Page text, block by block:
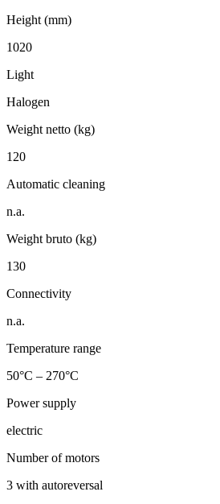
Height (mm)
1020
Light
Halogen
Weight netto (kg)
120
Automatic cleaning
n.a.
Weight bruto (kg)
130
Connectivity
n.a.
Temperature range
50°C – 270°C
Power supply
electric
Number of motors
3 with autoreversal